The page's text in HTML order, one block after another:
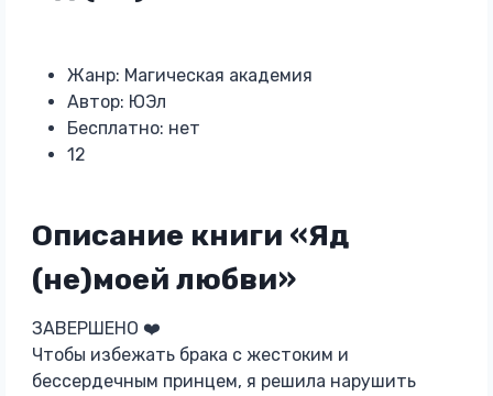
Жанр: Магическая академия
Автор: ЮЭл
Бесплатно: нет
12
Описание книги «Яд
(не)моей любви»
ЗАВЕРШЕНО ‍❤️‍
Чтобы избежать брака с жестоким и
бессердечным принцем, я решила нарушить